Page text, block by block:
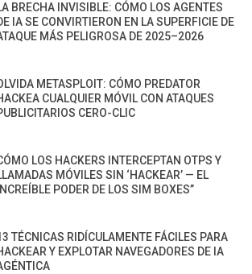
BRECHA INVISIBLE: CÓMO LOS AGENTES
IA SE CONVIRTIERON EN LA SUPERFICIE DE
MÁS PELIGROSA DE 2025–2026
METASPLOIT: CÓMO PREDATOR
CUALQUIER MÓVIL CON ATAQUES
CERO-CLIC
LOS HACKERS INTERCEPTAN OTPS Y
MÓVILES SIN ‘HACKEAR’ — EL
INCREÍBLE PODER DE LOS SIM BOXES”
TÉCNICAS RIDÍCULAMENTE FÁCILES PARA
Y EXPLOTAR NAVEGADORES DE IA